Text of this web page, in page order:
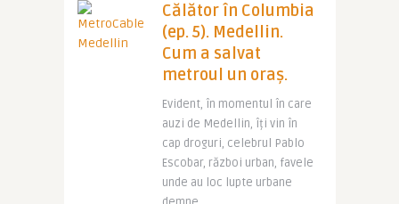
Călător în Columbia
(ep. 5). Medellin.
Cum a salvat
metroul un oraș.
Evident, în momentul în care
auzi de Medellin, îți vin în
cap droguri, celebrul Pablo
Escobar, război urban, favele
unde au loc lupte urbane